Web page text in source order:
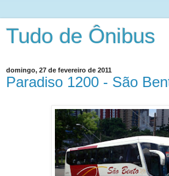
Tudo de Ônibus
domingo, 27 de fevereiro de 2011
Paradiso 1200 - São